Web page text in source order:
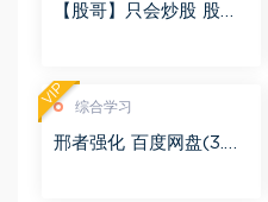
【股哥】只会炒股 股哥
综合学习
邢者强化 百度网盘(3.01
VIP